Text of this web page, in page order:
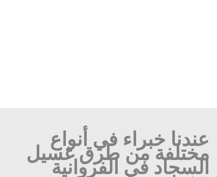
خبراء في أنواع
من طرق غسيل
في الفروانية